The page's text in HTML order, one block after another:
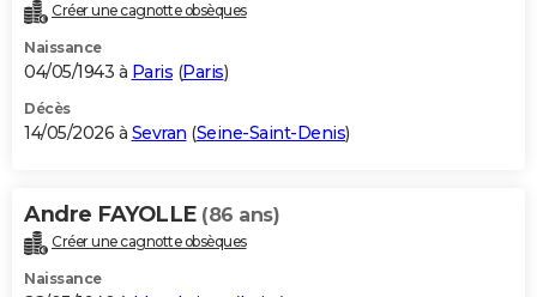
Créer une cagnotte obsèques
Naissance
04/05/1943 à Paris (Paris)
Décès
14/05/2026 à Sevran (Seine-Saint-Denis)
Andre FAYOLLE (86 ans)
Créer une cagnotte obsèques
Naissance